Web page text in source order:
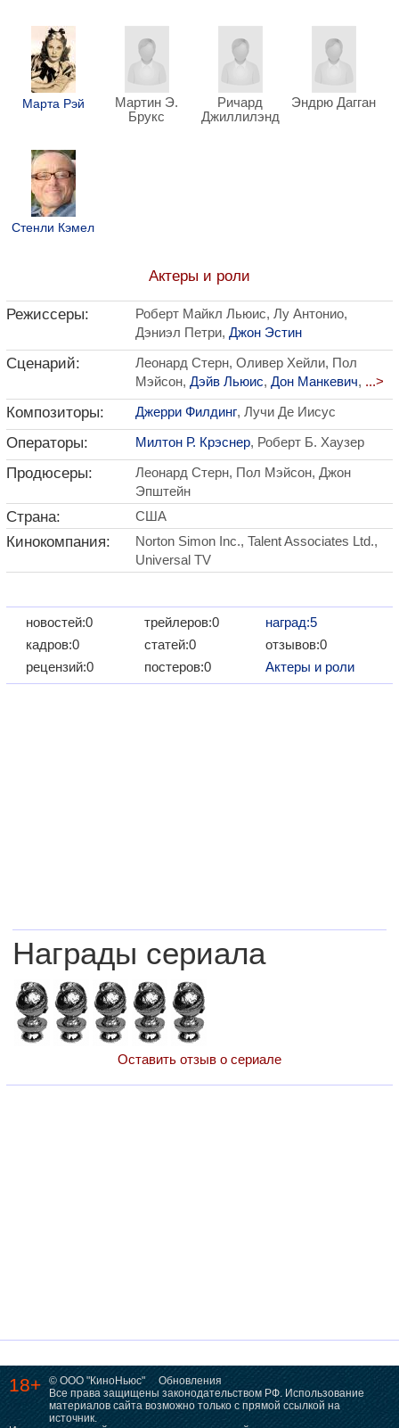
Марта Рэй
Мартин Э.
Брукс
Ричард
Джиллилэнд
Эндрю Дагган
Стенли Кэмел
Актеры и роли
Режиссеры:
Роберт Майкл Льюис, Лу Антонио,
Дэниэл Петри, Джон Эстин
Сценарий:
Леонард Стерн, Оливер Хейли, Пол
Мэйсон, Дэйв Льюис, Дон Манкевич, ...>
Композиторы: Джерри Филдинг, Лучи Де Иисус
Операторы: Милтон Р. Крэснер, Роберт Б. Хаузер
Продюсеры:
Леонард Стерн, Пол Мэйсон, Джон
Эпштейн
Страна: США
Кинокомпания:
Norton Simon Inc., Talent Associates Ltd.,
Universal TV
новостей:0
кадров:0
рецензий:0
трейлеров:0
статей:0
постеров:0
наград:5
отзывов:0
Актеры и роли
Награды сериала
Оставить отзыв о сериале
18+ © ООО "КиноНьюс"
Обновления
Все права защищены законодательством РФ. Использование
материалов сайта возможно только с прямой ссылкой на
источник.